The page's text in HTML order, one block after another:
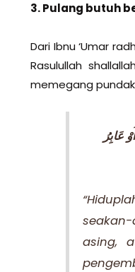
3. Pulang butuh
Dari Ibnu ‘Umar
Rasulullah
memegang
عَابِرُ
asing,